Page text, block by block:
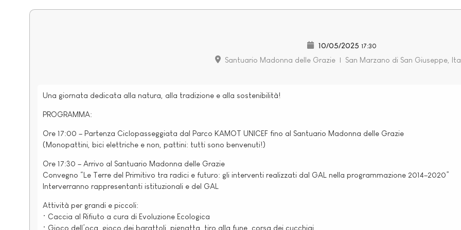
10/05/2025 17:30
Santuario Madonna delle Grazie | San Marzano di San Giuseppe,
Una giornata dedicata alla natura, alla tradizione e alla sostenibilità!
PROGRAMMA:
Ore 17:00 – Partenza Ciclopasseggiata dal Parco KAMOT UNICEF fino al Santuario Madonna delle Grazie
(Monopattini, bici elettriche e non, pattini: tutti sono benvenuti!)
Ore 17:30 – Arrivo al Santuario Madonna delle Grazie
Convegno “Le Terre del Primitivo tra radici e futuro: gli interventi realizzati dal GAL nella programmazione 2014–2020”
Interverranno rappresentanti istituzionali e del GAL
Attività per grandi e piccoli:
• Caccia al Rifiuto a cura di Evoluzione Ecologica
• Gioco dell’oca, gioco dei barattoli, pignatta, tiro alla fune, corsa dei cucchiai